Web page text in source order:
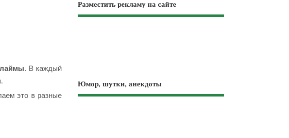
. В каждый
это в разные
Разместить рекламу на сайте
Юмор, шутки, анекдоты